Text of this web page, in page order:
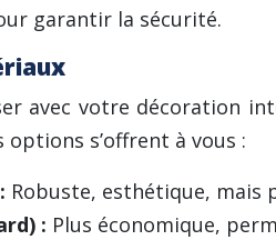
garantir la sécurité.
avec votre décoration
s’offrent à vous :
Robuste, esthétique, mais
: Plus économique,